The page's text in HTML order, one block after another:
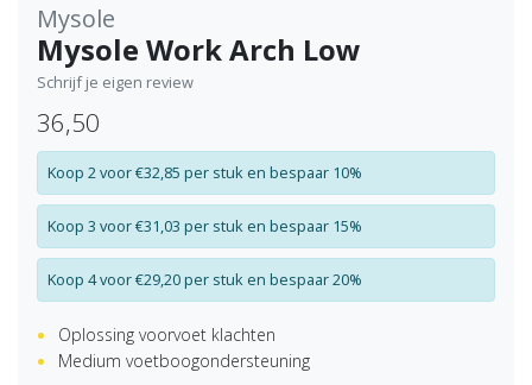
Mysole
Mysole Work Arch Low
Schrijf je eigen review
36,50
Koop 2 voor €32,85 per stuk en bespaar 10%
Koop 3 voor €31,03 per stuk en bespaar 15%
Koop 4 voor €29,20 per stuk en bespaar 20%
Oplossing voorvoet klachten
Medium voetboogondersteuning